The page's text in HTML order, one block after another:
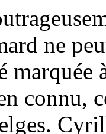
ne
marquée
connu,